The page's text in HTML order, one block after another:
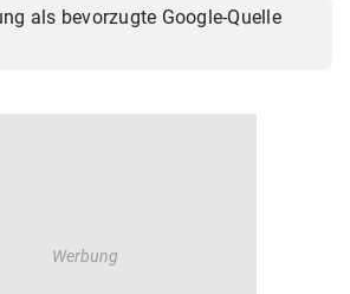
als bevorzugte Google-Quelle